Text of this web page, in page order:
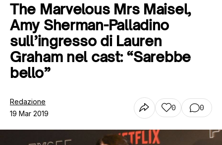
Tutti gli articoli
Chi siamo
Contatti
The Marvelous Mrs Maisel,
Amy Sherman-Palladino
sull’ingresso di Lauren
Graham nel cast: “Sarebbe
bello”
Redazione
19 Mar 2019
0 0